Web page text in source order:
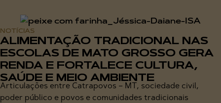
NOTÍCIAS
ALIMENTAÇÃO TRADICIONAL NAS
ESCOLAS DE MATO GROSSO GERA
RENDA E FORTALECE CULTURA,
SAÚDE E MEIO AMBIENTE
Articulações entre Catrapovos – MT, sociedade civil,
poder público e povos e comunidades tradicionais